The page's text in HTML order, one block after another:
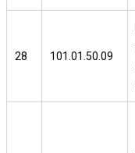
28 101.01.50.09